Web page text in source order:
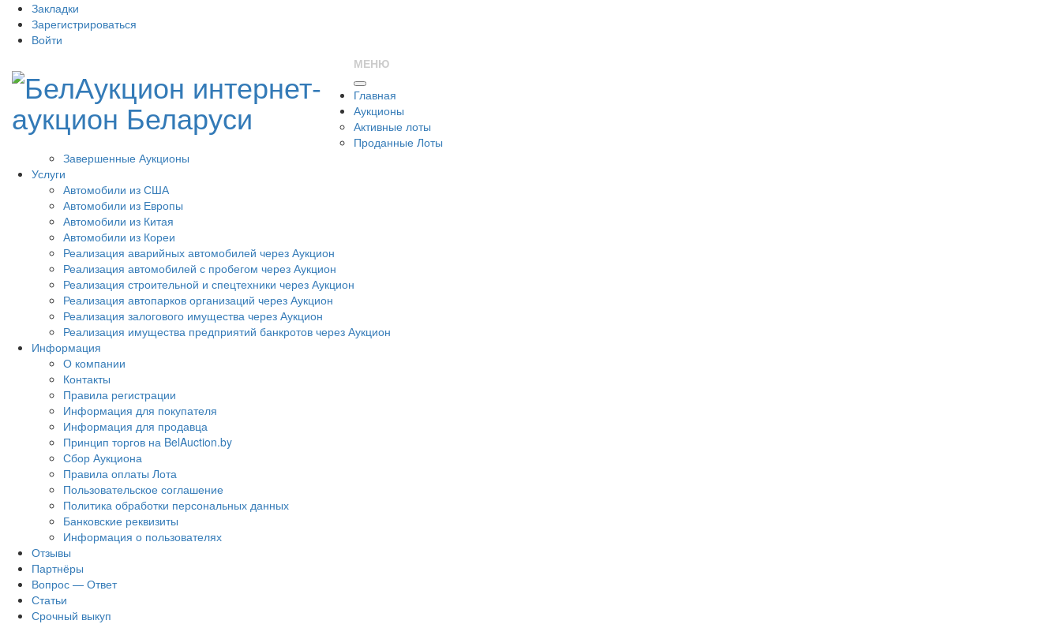
Закладки
Зарегистрироваться
Войти
МЕНЮ
Главная
Аукционы
Активные лоты
Проданные Лоты
Завершенные Аукционы
Услуги
Автомобили из США
Автомобили из Европы
Автомобили из Китая
Автомобили из Кореи
Реализация аварийных автомобилей через Аукцион
Реализация автомобилей с пробегом через Аукцион
Реализация строительной и спецтехники через Аукцион
Реализация автопарков организаций через Аукцион
Реализация залогового имущества через Аукцион
Реализация имущества предприятий банкротов через Аукцион
Информация
О компании
Контакты
Правила регистрации
Информация для покупателя
Информация для продавца
Принцип торгов на BelAuction.by
Сбор Аукциона
Правила оплаты Лота
Пользовательское соглашение
Политика обработки персональных данных
Банковские реквизиты
Информация о пользователях
Отзывы
Партнёры
Вопрос — Ответ
Статьи
Срочный выкуп